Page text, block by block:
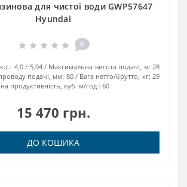
для чистої води GWP57647
Hyundai
0
4,0 / 5,04 Максимальна висота подачі, м: 28
подачі, мм: 80 Вага нетто/брутто, кг: 29
продуктивність, куб. м/год : 60
15 470 грн.
ДО КОШИКА